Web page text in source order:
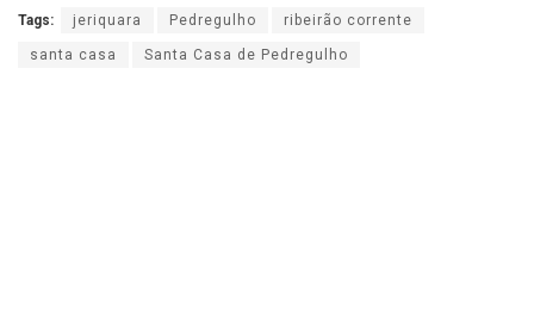
Tags: jeriquara Pedregulho ribeirão corrente
santa casa Santa Casa de Pedregulho